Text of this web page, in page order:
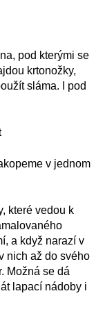
pod kterými se
krtonožky,
sláma. I pod
v jednom
které vedou k
a když narazí v
nich až do svého
Možná se dá
lapací nádoby i